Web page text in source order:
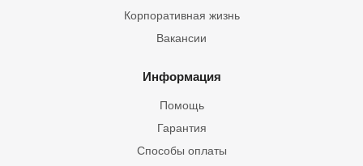
Корпоративная жизнь
Вакансии
Информация
Помощь
Гарантия
Способы оплаты